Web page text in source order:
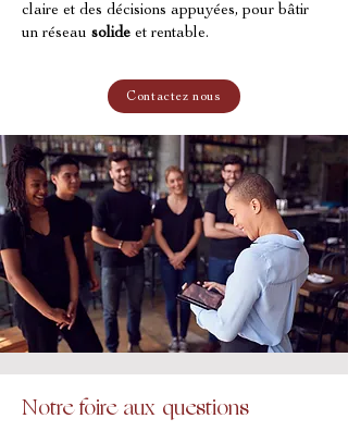
claire et des décisions appuyées, pour bâtir
un réseau solide et rentable.
Contactez nous
Notre foire aux questions